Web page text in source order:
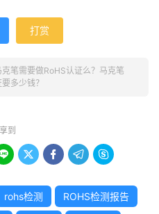
打赏
克笔需要做RoHS认证么？马克笔
多少钱？
到
   
rohs检测 ROHS检测报告